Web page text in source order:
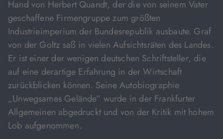
Hand von Herbert Quandt, der die von seinem Vater
geschaffene Firmengruppe zum größten
Industrieimperium der Bundesrepublik ausbaute. Graf
von der Goltz saß in vielen Aufsichtsräten des Landes.
Er ist einer der wenigen deutschen Schriftsteller, die
auf eine derartige Erfahrung in der Wirtschaft
zurückblicken können. Seine Autobiographie
„Unwegsames Gelände“ wurde in der Frankfurter
Allgemeinen abgedruckt und von der Kritik mit hohem
Lob aufgenommen.